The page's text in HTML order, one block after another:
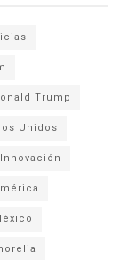
Trump
Unidos
Innovación